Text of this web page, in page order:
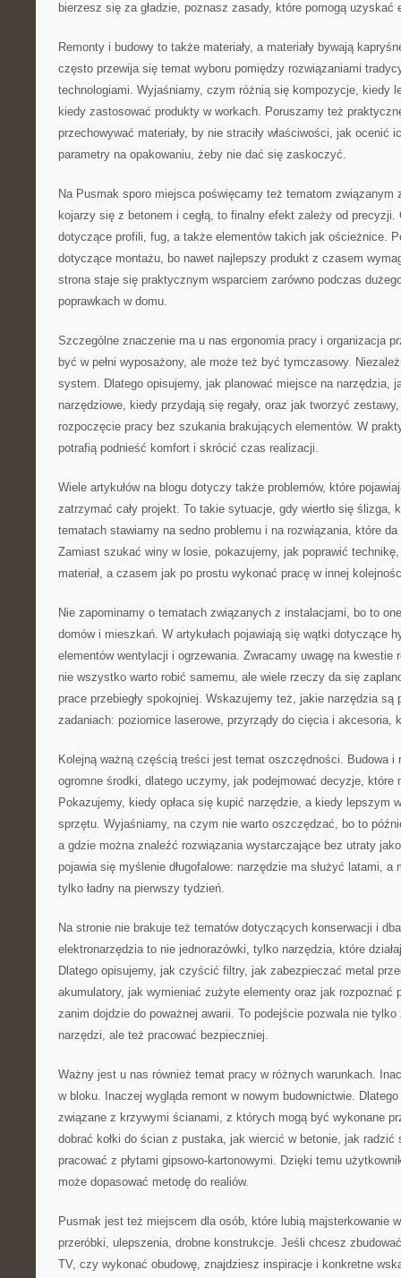
bierzesz się za gładzie, poznasz zasady, które pomogą uzyskać
Remonty i budowy to także materiały, a materiały bywają
często przewija się temat wyboru pomiędzy rozwiązaniami
technologiami. Wyjaśniamy, czym różnią się kompozycje, kiedy
kiedy zastosować produkty w workach. Poruszamy też
przechowywać materiały, by nie straciły właściwości, jak ocenić
parametry na opakowaniu, żeby nie dać się zaskoczyć.
Na Pusmak sporo miejsca poświęcamy też tematom związanym
kojarzy się z betonem i cegłą, to finalny efekt zależy od precyzji.
dotyczące profili, fug, a także elementów takich jak ościeżnice.
dotyczące montażu, bo nawet najlepszy produkt z czasem
strona staje się praktycznym wsparciem zarówno podczas
poprawkach w domu.
Szczególne znaczenie ma u nas ergonomia pracy i organizacja
być w pełni wyposażony, ale może też być tymczasowy.
system. Dlatego opisujemy, jak planować miejsce na narzędzia,
narzędziowe, kiedy przydają się regały, oraz jak tworzyć
rozpoczęcie pracy bez szukania brakujących elementów. W
potrafią podnieść komfort i skrócić czas realizacji.
Wiele artykułów na blogu dotyczy także problemów, które
zatrzymać cały projekt. To takie sytuacje, gdy wiertło się ślizga,
tematach stawiamy na sedno problemu i na rozwiązania, które
Zamiast szukać winy w losie, pokazujemy, jak poprawić
materiał, a czasem jak po prostu wykonać pracę w innej
Nie zapominamy o tematach związanych z instalacjami, bo to
domów i mieszkań. W artykułach pojawiają się wątki dotyczące
elementów wentylacji i ogrzewania. Zwracamy uwagę na kwestie
nie wszystko warto robić samemu, ale wiele rzeczy da się
prace przebiegły spokojniej. Wskazujemy też, jakie narzędzia są
zadaniach: poziomice laserowe, przyrządy do cięcia i akcesoria,
Kolejną ważną częścią treści jest temat oszczędności. Budowa i
ogromne środki, dlatego uczymy, jak podejmować decyzje, które
Pokazujemy, kiedy opłaca się kupić narzędzie, a kiedy lepszym
sprzętu. Wyjaśniamy, na czym nie warto oszczędzać, bo to
a gdzie można znaleźć rozwiązania wystarczające bez utraty
pojawia się myślenie długofalowe: narzędzie ma służyć latami, a
tylko ładny na pierwszy tydzień.
Na stronie nie brakuje też tematów dotyczących konserwacji i
elektronarzędzia to nie jednorazówki, tylko narzędzia, które
Dlatego opisujemy, jak czyścić filtry, jak zabezpieczać metal
akumulatory, jak wymieniać zużyte elementy oraz jak rozpoznać
zanim dojdzie do poważnej awarii. To podejście pozwala nie
narzędzi, ale też pracować bezpieczniej.
Ważny jest u nas również temat pracy w różnych warunkach.
w bloku. Inaczej wygląda remont w nowym budownictwie.
związane z krzywymi ścianami, z których mogą być wykonane
dobrać kołki do ścian z pustaka, jak wiercić w betonie, jak radzić
pracować z płytami gipsowo-kartonowymi. Dzięki temu
może dopasować metodę do realiów.
Pusmak jest też miejscem dla osób, które lubią majsterkowanie
przeróbki, ulepszenia, drobne konstrukcje. Jeśli chcesz
TV, czy wykonać obudowę, znajdziesz inspiracje i konkretne